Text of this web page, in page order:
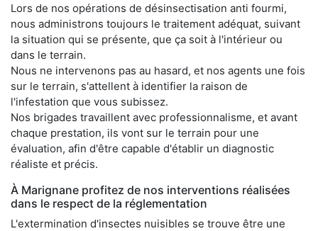
Lors de nos opérations de désinsectisation anti fourmi,
nous administrons toujours le traitement adéquat, suivant
la situation qui se présente, que ça soit à l'intérieur ou
dans le terrain.
Nous ne intervenons pas au hasard, et nos agents une fois
sur le terrain, s'attellent à identifier la raison de
l'infestation que vous subissez.
Nos brigades travaillent avec professionnalisme, et avant
chaque prestation, ils vont sur le terrain pour une
évaluation, afin d'être capable d'établir un diagnostic
réaliste et précis.
À Marignane profitez de nos interventions réalisées
dans le respect de la réglementation
L'extermination d'insectes nuisibles se trouve être une